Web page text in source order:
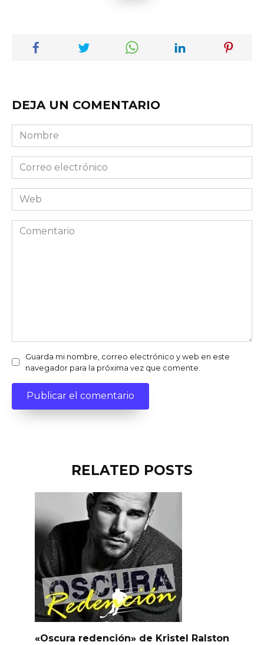
DEJA UN COMENTARIO
Nombre
Correo
electrónico
Web
Comentario
Guarda mi nombre, correo electrónico y web en este
navegador para la próxima vez que comente.
RELATED POSTS
«Oscura redención» de Kristel Ralston